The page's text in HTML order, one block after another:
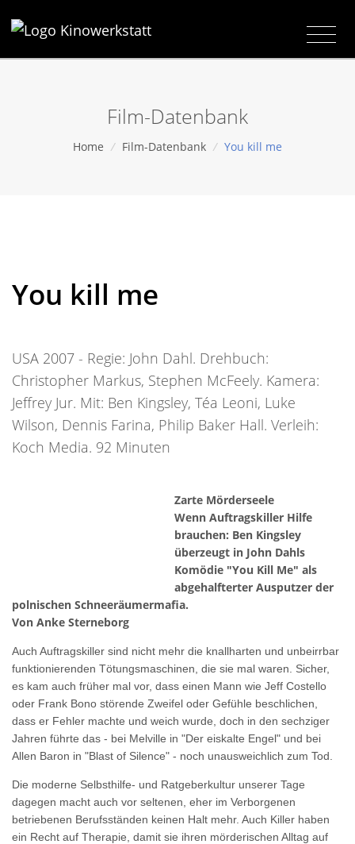
Film-Datenbank
Home / Film-Datenbank / You kill me
You kill me
USA 2007 - Regie: John Dahl. Drehbuch:
Christopher Markus, Stephen McFeely. Kamera:
Jeffrey Jur. Mit: Ben Kingsley, Téa Leoni, Luke
Wilson, Dennis Farina, Philip Baker Hall. Verleih:
Koch Media. 92 Minuten
Zarte Mörderseele
Wenn Auftragskiller Hilfe
brauchen: Ben Kingsley
überzeugt in John Dahls
Komödie "You Kill Me" als
abgehalfterter Ausputzer der
polnischen Schneeräumermafia.
Von Anke Sterneborg
Auch Auftragskiller sind nicht mehr die knallharten und unbeirrbar
funktionierenden Tötungsmaschinen, die sie mal waren.
Sicher,
es kam auch früher mal vor, dass einen Mann wie Jeff Costello
oder Frank Bono störende Zweifel oder Gefühle beschlichen,
dass er Fehler machte und weich wurde, doch in den sechziger
Jahren führte das - bei Melville in "Der eiskalte Engel" und bei
Allen Baron in "Blast of Silence" - noch unausweichlich zum Tod.
Die moderne Selbsthilfe- und Ratgeberkultur unserer Tage
dagegen macht auch vor seltenen, eher im Verborgenen
betriebenen Berufsständen keinen Halt mehr. Auch Killer haben
ein Recht auf Therapie, damit sie ihren mörderischen Alltag auf